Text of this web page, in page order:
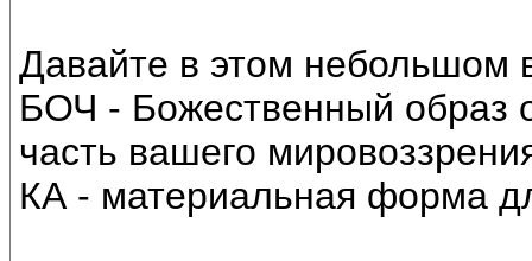
Давайте в этом небольшом
БОЧ - Божественный образ
часть вашего
КА - материальная форма